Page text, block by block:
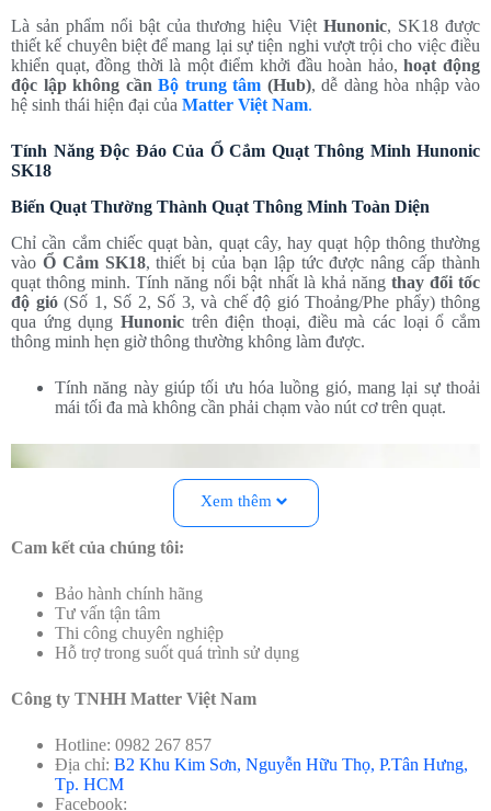
Là sản phẩm nổi bật của thương hiệu ViệtHunonic, SK18 được
thiết kế chuyên biệt để mang lại sự tiện nghi vượt trội cho việc điều
khiển quạt, đồng thời là một điểm khởi đầu hoàn hảo,hoạt động
độc lập không cần Bộ trung tâm (Hub), dễ dàng hòa nhập vào
hệ sinh thái hiện đại của Matter Việt Nam.
Tính Năng Độc Đáo Của Ổ Cắm Quạt Thông Minh Hunonic
SK18
Biến Quạt Thường Thành Quạt Thông Minh Toàn Diện
Chỉ cần cắm chiếc quạt bàn, quạt cây, hay quạt hộp thông thường
vào Ổ Cắm SK18, thiết bị của bạn lập tức được nâng cấp thành
quạt thông minh. Tính năng nổi bật nhất là khả năng thay đổi tốc
độ gió(Số 1, Số 2, Số 3, và chế độ gió Thoảng/Phe phẩy) thông
qua ứng dụng Hunonic trên điện thoại, điều mà các loại ổ cắm
thông minh hẹn giờ thông thường không làm được.
Tính năng này giúp tối ưu hóa luồng gió, mang lại sự thoải
mái tối đa mà không cần phải chạm vào nút cơ trên quạt.
Xem thêm
Cam kết của chúng tôi:
Bảo hành chính hãng
Tư vấn tận tâm
Thi công chuyên nghiệp
Hỗ trợ trong suốt quá trình sử dụng
Công ty TNHH Matter Việt Nam
Hotline: 0982 267 857
Địa chỉ: B2 Khu Kim Sơn, Nguyễn Hữu Thọ, P.Tân Hưng,
Tp. HCM
Facebook: